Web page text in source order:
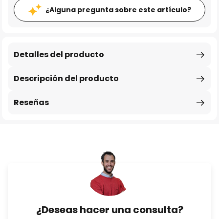
¿Alguna pregunta sobre este artículo?
Descripción del producto
Detalles del producto
Reseñas
¿Deseas hacer una consulta?